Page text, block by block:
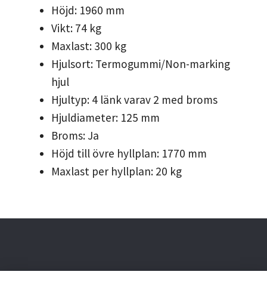
Höjd: 1960 mm
Vikt: 74 kg
Maxlast: 300 kg
Hjulsort: Termogummi/Non-marking
hjul
Hjultyp: 4 länk varav 2 med broms
Hjuldiameter: 125 mm
Broms: Ja
Höjd till övre hyllplan: 1770 mm
Maxlast per hyllplan: 20 kg